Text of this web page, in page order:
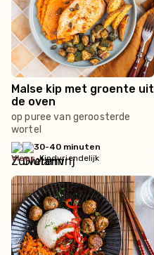
Malse kip met groente uit
de oven
op puree van geroosterde
wortel
30-40 minuten
vlees•Kindvriendelijk